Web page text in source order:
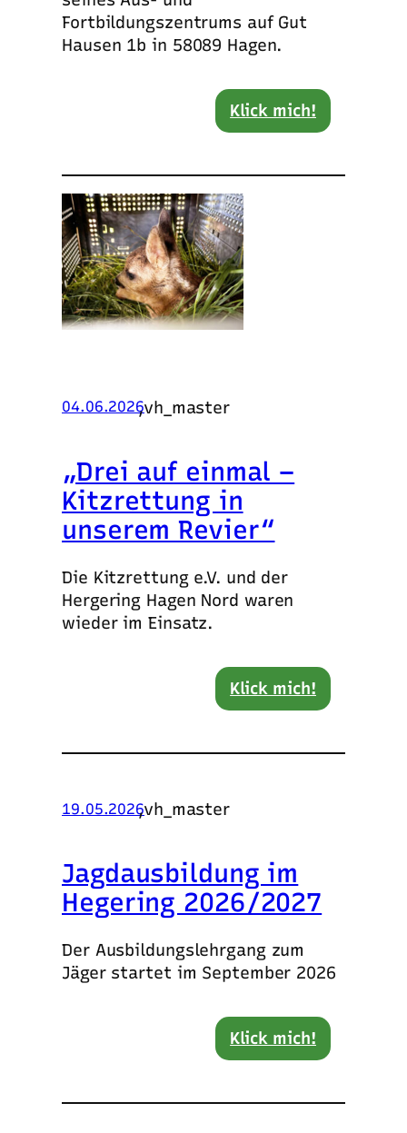
Fortbildungszentrums auf Gut
Hausen 1b in 58089 Hagen.
Klick mich!
04.06.2026
,vh_master
„Drei auf einmal –
Kitzrettung in
unserem Revier“
Die Kitzrettung e.V. und der
Hergering Hagen Nord waren
wieder im Einsatz.
Klick mich!
19.05.2026
,vh_master
Jagdausbildung im
Hegering 2026/2027
Der Ausbildungslehrgang zum
Jäger startet im September 2026
Klick mich!